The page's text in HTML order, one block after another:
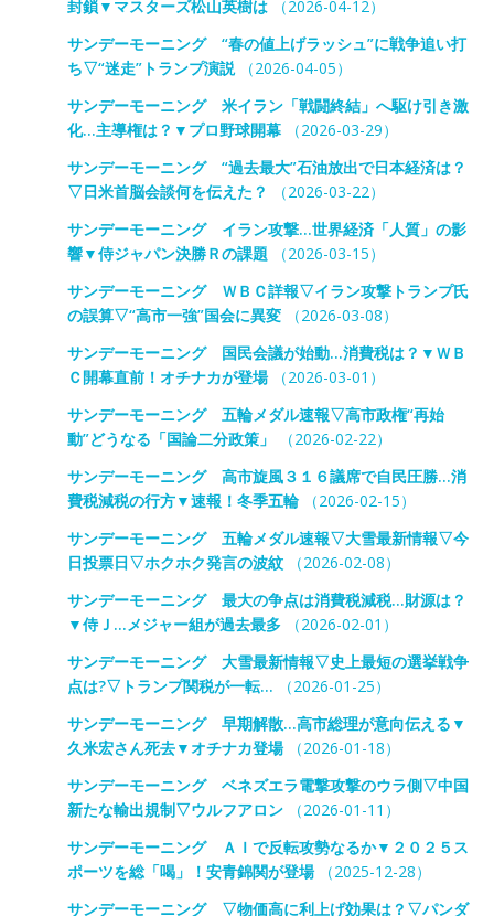
封鎖▼マスターズ松山英樹は（2026-04-12）
サンデーモーニング “春の値上げラッシュ”に戦争追い打
ち▽“迷走”トランプ演説（2026-04-05）
サンデーモーニング 米イラン「戦闘終結」へ駆け引き激
化…主導権は？▼プロ野球開幕（2026-03-29）
サンデーモーニング “過去最大”石油放出で日本経済は？
▽日米首脳会談何を伝えた？
（2026-03-22）
サンデーモーニング イラン攻撃…世界経済「人質」の影
響▼侍ジャパン決勝Ｒの課題 （2026-03-15）
サンデーモーニング ＷＢＣ詳報▽イラン攻撃トランプ氏
の誤算▽“高市一強”国会に異変（2026-03-08）
サンデーモーニング 国民会議が始動…消費税は？▼ＷＢ
Ｃ開幕直前！オチナカが登場（2026-03-01）
サンデーモーニング 五輪メダル速報▽高市政権“再始
動”どうなる「国論二分政策」
（2026-02-22）
サンデーモーニング 高市旋風３１６議席で自民圧勝…消
費税減税の行方▼速報！冬季五輪（2026-02-15）
サンデーモーニング 五輪メダル速報▽大雪最新情報▽今
日投票日▽ホクホク発言の波紋（2026-02-08）
サンデーモーニング 最大の争点は消費税減税…財源は？
▼侍Ｊ…メジャー組が過去最多（2026-02-01）
サンデーモーニング 大雪最新情報▽史上最短の選挙戦争
点は?▽トランプ関税が一転… （2026-01-25）
サンデーモーニング 早期解散…高市総理が意向伝える▼
久米宏さん死去▼オチナカ登場（2026-01-18）
サンデーモーニング ベネズエラ電撃攻撃のウラ側▽中国
新たな輸出規制▽ウルフアロン（2026-01-11）
サンデーモーニング ＡＩで反転攻勢なるか▼２０２５ス
ポーツを総「喝」！安青錦関が登場（2025-12-28）
サンデーモーニング ▽物価高に利上げ効果は？▽パンダ